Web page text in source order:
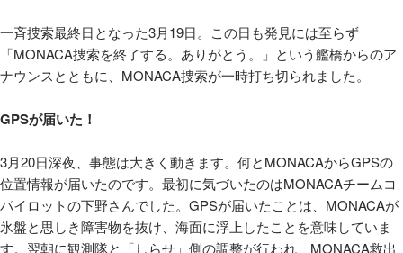
一斉捜索最終日となった3月19日。この日も発見には至らず
「MONACA捜索を終了する。ありがとう。」という艦橋からのア
ナウンスとともに、MONACA捜索が一時打ち切られました。
GPSが届いた！
3月20日深夜、事態は大きく動きます。何とMONACAからGPSの
位置情報が届いたのです。最初に気づいたのはMONACAチームコ
パイロットの下野さんでした。GPSが届いたことは、MONACAが
氷盤と思しき障害物を抜け、海面に浮上したことを意味していま
す。翌朝に観測隊と「しらせ」側の調整が行われ、MONACA救出